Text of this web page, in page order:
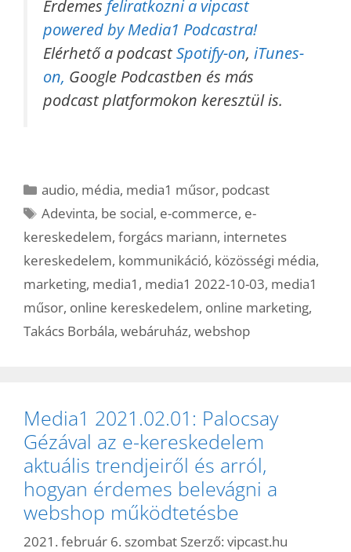
Érdemes feliratkozni a vipcast
powered by Media1 Podcastra!
Elérhető a podcastSpotify-on, iTunes-
on, Google Podcastben és más
podcast platformokon keresztül is.
Kategória
audio, média, media1 műsor, podcast
Címkék
Adevinta, be social, e-commerce, e-
kereskedelem, forgács mariann, internetes
kereskedelem, kommunikáció, közösségi média,
marketing, media1 , media1 2022-10-03, media1
műsor, online kereskedelem, online marketing,
Takács Borbála, webáruház, webshop
Media1 2021.02.01: Palocsay
Gézával az e-kereskedelem
aktuális trendjeiről és arról,
hogyan érdemes belevágni a
webshop működtetésbe
2021. február 6. szombat Szerző: vipcast.hu